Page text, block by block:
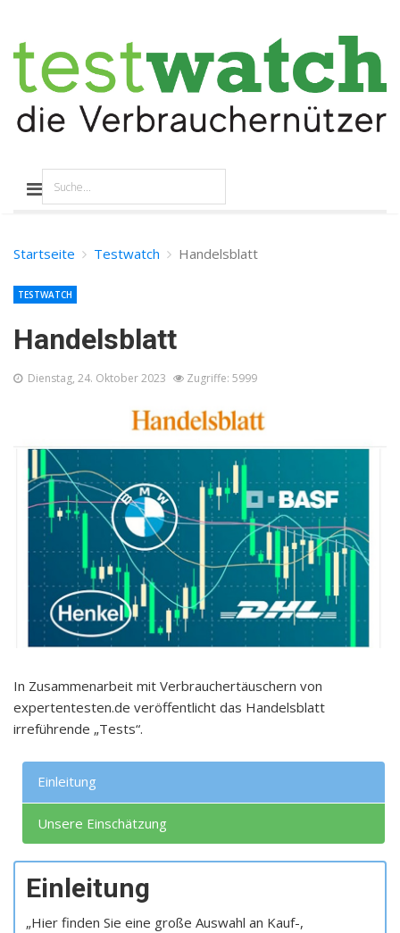
Startseite Testwatch Handelsblatt
Handelsblatt
TESTWATCH
Dienstag, 24. Oktober 2023 Zugriffe: 5999
In Zusammenarbeit mit Verbrauchertäuschern von
expertentesten.de veröffentlicht das Handelsblatt
irreführende „Tests“.
Einleitung
Unsere Einschätzung
Einleitung
„Hier finden Sie eine große Auswahl an Kauf-,